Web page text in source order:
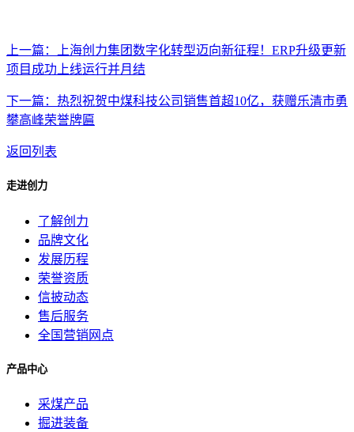
上一篇：上海创力集团数字化转型迈向新征程！ERP升级更新
项目成功上线运行并月结
下一篇：热烈祝贺中煤科技公司销售首超10亿，获赠乐清市勇
攀高峰荣誉牌匾
返回列表
走进创力
了解创力
品牌文化
发展历程
荣誉资质
信披动态
售后服务
全国营销网点
产品中心
采煤产品
掘进装备